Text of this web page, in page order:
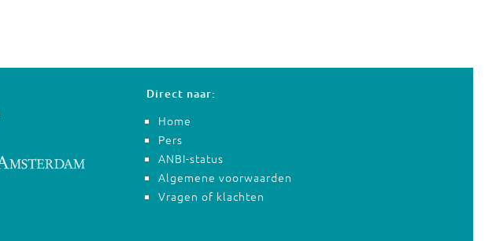
Direct naar:
Home
Pers
ANBI-status
Algemene voorwaarden
Vragen of klachten